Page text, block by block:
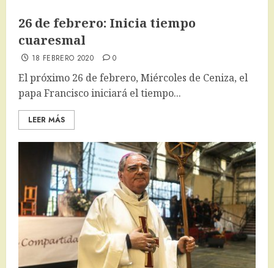
26 de febrero: Inicia tiempo
cuaresmal
18 FEBRERO 2020 0
El próximo 26 de febrero, Miércoles de Ceniza, el
papa Francisco iniciará el tiempo...
LEER MÁS